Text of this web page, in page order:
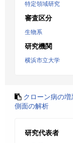
特定領域研究
審査区分
生物系
研究機関
横浜市立大学
クローン病の
側面の解析
研究代表者